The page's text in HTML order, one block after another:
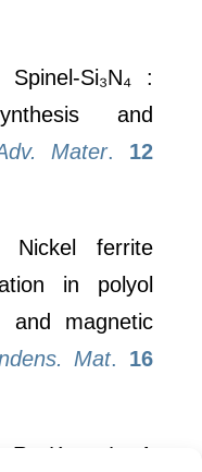
Spinel-Si₃N₄ :
and
Mater. 12
Nickel ferrite
in polyol
and magnetic
Mat. 16
R, Keer L. A